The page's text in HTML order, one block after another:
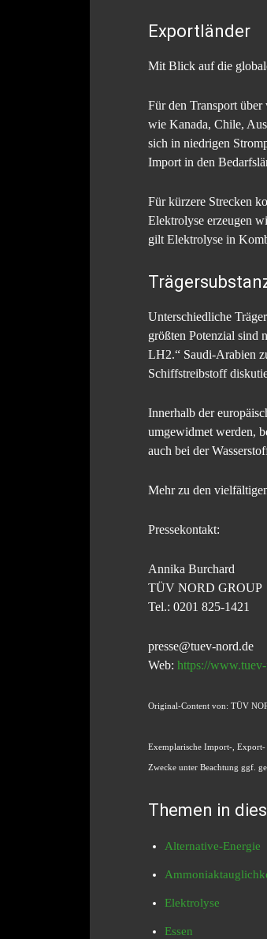
Exportländer
Mit Blick auf die
Für den Transport
wie Kanada, Chile,
sich in niedrigen
Import in den
Für kürzere Strecken
Elektrolyse erzeugen
gilt Elektrolyse in
Unterschiedliche
größten Potenzial sind
LH2.“ Saudi-Arabien
Schiffstreibstoff
Innerhalb der
umgewidmet werden,
auch bei der
Mehr zu den
Pressekontakt:
Annika Burchard
TÜV NORD GROUP
Tel.: 0201 825-1421
presse@tuev-nord.de
Web: https://
Original-Content von: TÜV
Exemplarische Import-, Export-
Zwecke unter Beachtung ggf.
Themen in
Alternative-Energie
Elektrolyse
Essen